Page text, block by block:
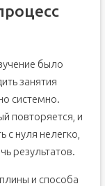
было
занятия
системно.
повторяется, и
с нуля нелегко,
результатов.
и способа